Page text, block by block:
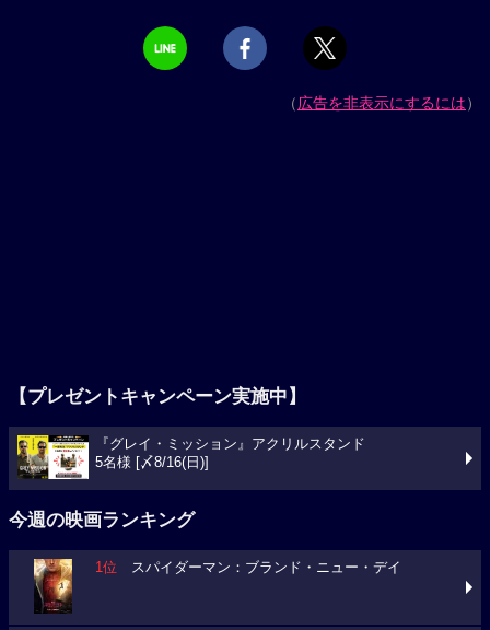
（広告を非表示にするには）
【プレゼントキャンペーン実施中】
『グレイ・ミッション』アクリルスタンド
5名様 [〆8/16(日)]
今週の映画ランキング
1位 スパイダーマン：ブランド・ニュー・デイ